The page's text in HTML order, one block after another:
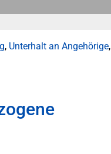
, Unterhalt an Angehörige,